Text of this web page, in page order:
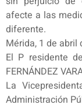
afecte a las
diferente.
Mérida, 1 de abril
El P residente
FERNÁNDEZ
La
Administración